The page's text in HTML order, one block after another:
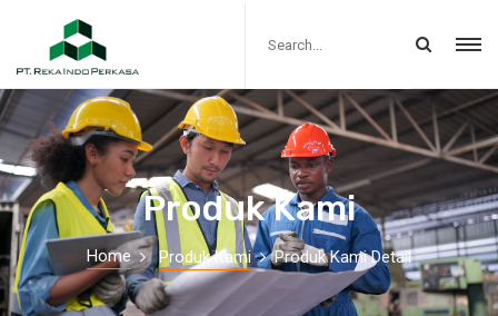
Produk Kami
Home Produk Kami Produk Kami Detail